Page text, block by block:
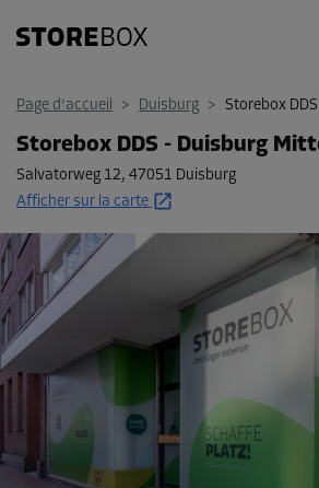
Page d'accueil > Duisburg > Storebox
Storebox DDS - Duisburg
Salvatorweg 12, 47051 Duisburg
Afficher sur la carte